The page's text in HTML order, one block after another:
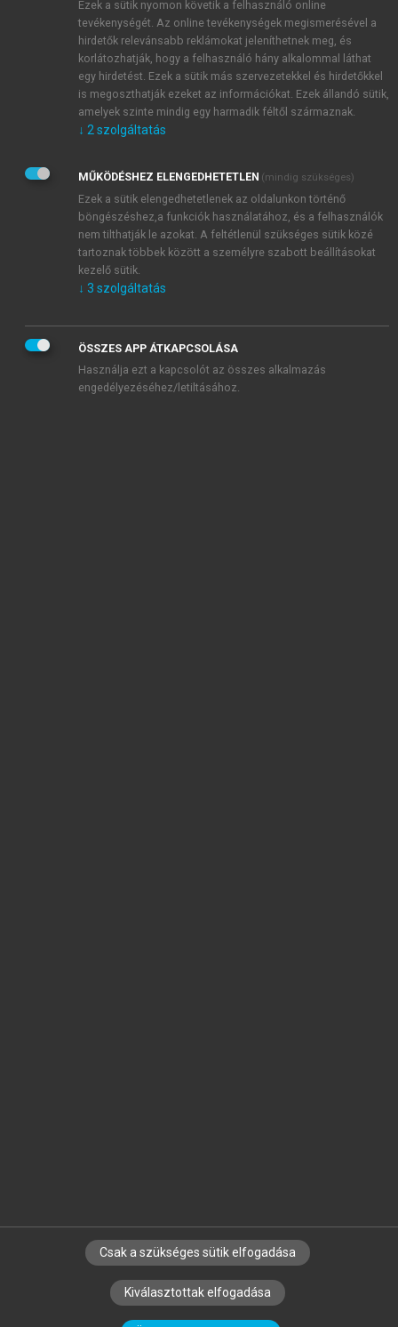
JELSZÓ ÚJRA
Kérek értesítést a MeRSZ újdonságairól, akcióiról.
Kérek értesítést az Akadémiai Kiadó Zrt. újdonságairól,
Adatkezelési tájékoztatóbanfoglaltakat tudomásul
veszem és elfogadom.
Általános vásárlási feltételeket, valamint a szotar.netés a
mersz.huoldalak licencszerződéseiben foglaltakat
tudomásul veszem és elfogadom.
KIPRÓBÁLOM
SZERZŐKNEK CÉGEKNEK KÖNYVTÁROSOKNAK
SZERKESZTÉSI ÉS LEKTORÁLÁSI ALAPELVEK
Ezek a sütik nyomon követik a felhasználó online
tevékenységét. Az online tevékenységek megismerésével a
hirdetők relevánsabb reklámokat jeleníthetnek meg, és
korlátozhatják, hogy a felhasználó hány alkalommal láthat
egy hirdetést. Ezek a sütik más szervezetekkel és hirdetőkkel
is megoszthatják ezeket az információkat. Ezek állandó sütik,
amelyek szinte mindig egy harmadik féltől származnak.
↓ 2 szolgáltatás
MŰKÖDÉSHEZ ELENGEDHETETLEN (mindig szükséges)
Ezek a sütik elengedhetetlenek az oldalunkon történő
böngészéshez,a funkciók használatához, és a felhasználók
nem tilthatják le azokat. A feltétlenül szükséges sütik közé
tartoznak többek között a személyre szabott beállításokat
kezelő sütik.
↓ 3 szolgáltatás
ÖSSZES APP ÁTKAPCSOLÁSA
Használja ezt a kapcsolót az összes alkalmazás
engedélyezéséhez/letiltásához.
Csak a szükséges sütik elfogadása
Kiválasztottak elfogadása